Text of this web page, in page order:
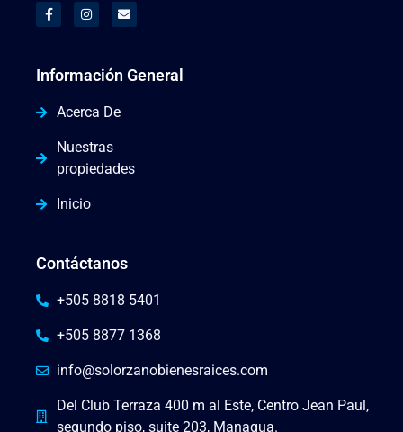
Información General
Acerca De
Nuestras
propiedades
Inicio
Contáctanos
+505 8818 5401
+505 8877 1368
info@solorzanobienesraices.com
Del Club Terraza 400 m al Este, Centro Jean Paul,
segundo piso, suite 203, Managua.